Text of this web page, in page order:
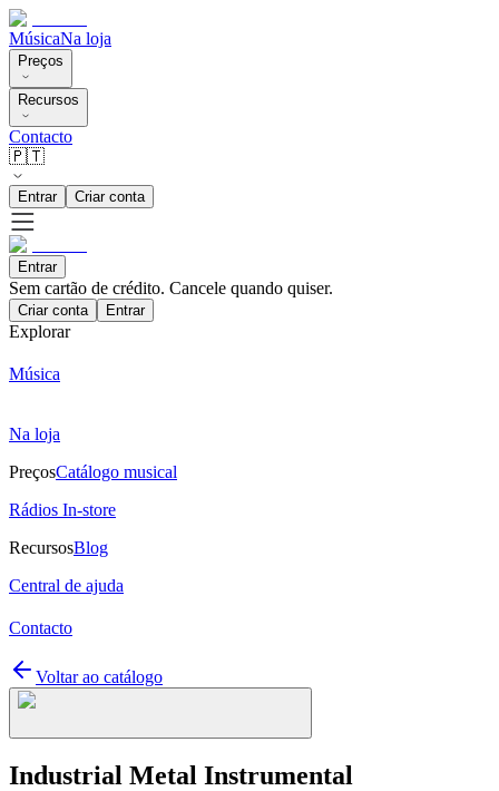
MúsicaNa loja
Preços
Recursos
Contacto
🇵🇹
Entrar Criar conta
Entrar
Sem cartão de crédito. Cancele quando quiser.
Criar conta Entrar
Explorar
Música
Na loja
PreçosCatálogo musical
Rádios In-store
RecursosBlog
Central de ajuda
Contacto
Voltar ao catálogo
Industrial Metal Instrumental